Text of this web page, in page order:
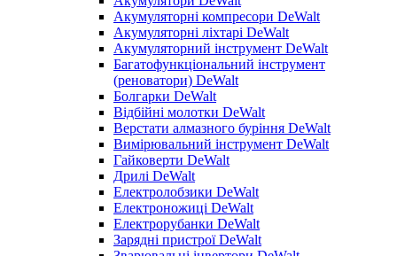
Акумуляторні компресори DeWalt
Акумуляторні ліхтарі DeWalt
Акумуляторний інструмент DeWalt
Багатофункціональний інструмент
(реноватори) DeWalt
Болгарки DeWalt
Відбійні молотки DeWalt
Верстати алмазного буріння DeWalt
Вимірювальний інструмент DeWalt
Гайковерти DeWalt
Дрилі DeWalt
Електролобзики DeWalt
Електроножиці DeWalt
Електрорубанки DeWalt
Зарядні пристрої DeWalt